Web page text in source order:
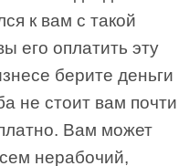
к вам с такой
его оплатить эту
берите деньги
не стоит вам почти
Вам может
нерабочий,